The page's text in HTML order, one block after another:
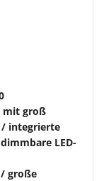
mit groß
/ integrierte
LED-
große